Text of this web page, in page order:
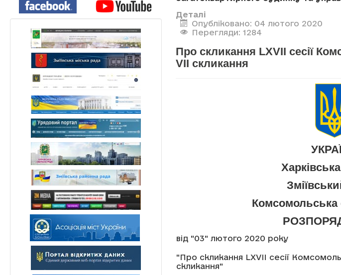
Деталі
Опубліковано: 04 лютого 2020
Перегляди: 1284
Про скликання LXVII сесії
VII скликання
від "03" лютого 2020 року
"Про скликання LXVII сесії
скликання"